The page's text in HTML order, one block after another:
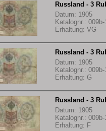
Russland - 3
Datum: 1905
Katalognr.: 009b-
Erhaltung: VG
Russland - 3
Datum: 1905
Katalognr.: 009b-
Erhaltung: G
Russland - 3
Datum: 1905
Katalognr.: 009b-
Erhaltung: F